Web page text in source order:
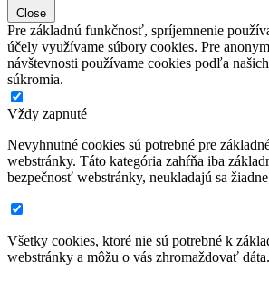
Close
Pre základnú funkčnosť, spríjemnenie
účely využívame súbory cookies. Pre
návštevnosti používame cookies podľa
súkromia.
Vždy zapnuté
Nevyhnutné cookies sú potrebné pre
webstránky. Táto kategória zahŕňa iba
bezpečnosť webstránky, neukladajú sa
Všetky cookies, ktoré nie sú potrebné k
webstránky a môžu o vás zhromaždovať dáta.